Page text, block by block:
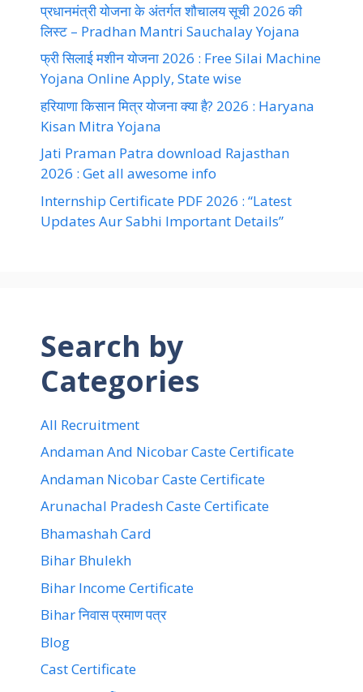
प्रधानमंत्री योजना के अंतर्गत शौचालय सूची 2026 की
लिस्ट – Pradhan Mantri Sauchalay Yojana
फ्री सिलाई मशीन योजना 2026 : Free Silai Machine
Yojana Online Apply, State wise
हरियाणा किसान मित्र योजना क्या है? 2026 : Haryana
Kisan Mitra Yojana
Jati Praman Patra download Rajasthan
2026 : Get all awesome info
Internship Certificate PDF 2026 : “Latest
Updates Aur Sabhi Important Details”
Search by
Categories
All Recruitment
Andaman And Nicobar Caste Certificate
Andaman Nicobar Caste Certificate
Arunachal Pradesh Caste Certificate
Bhamashah Card
Bihar Bhulekh
Bihar Income Certificate
Bihar निवास प्रमाण पत्र
Blog
Cast Certificate